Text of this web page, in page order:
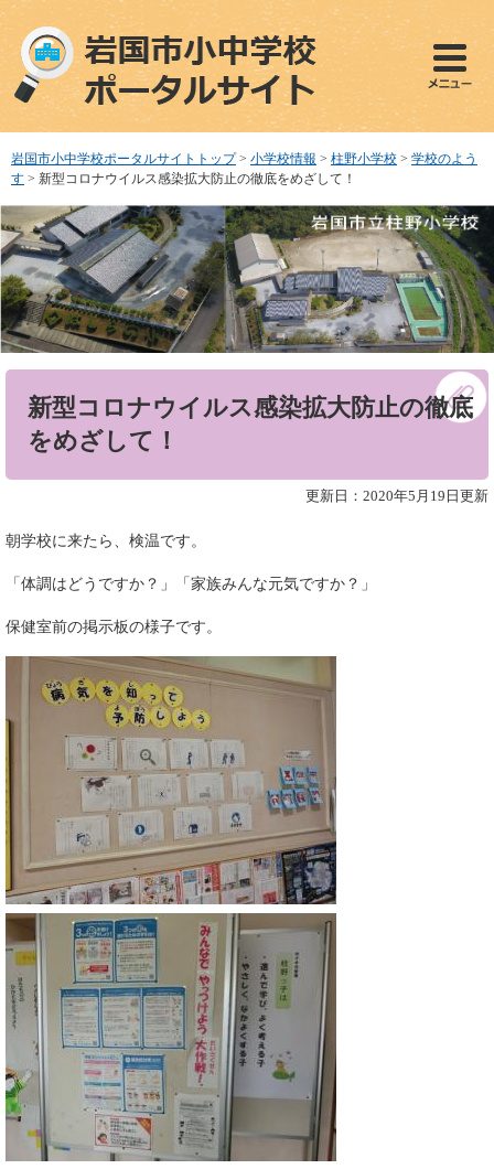
ペ
で
す
メ
ば
し
本
文
へ
岩国市小中学校ポータルサイトトップ > 小学校情報 > 柱野小学校 > 学校のよう
す > 新型コロナウイルス感染拡大防止の徹底をめざして！
新型コロナウイルス感染拡大防止の徹底
をめざして！
更新日：2020年5月19日更新
朝学校に来たら、検温です。
「体調はどうですか？」「家族みんな元気ですか？」
保健室前の掲示板の様子です。